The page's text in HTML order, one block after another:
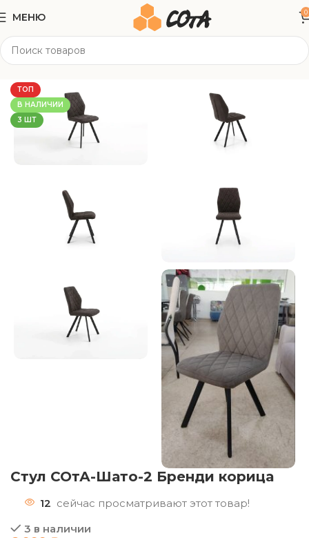
МЕНЮ 0
Корпусная мебель
ТОП
В НАЛИЧИИ
3 ШТ
Стул СОтА-Шато-2 Бренди корица
12 сейчас просматривают этот товар!
3 в наличии